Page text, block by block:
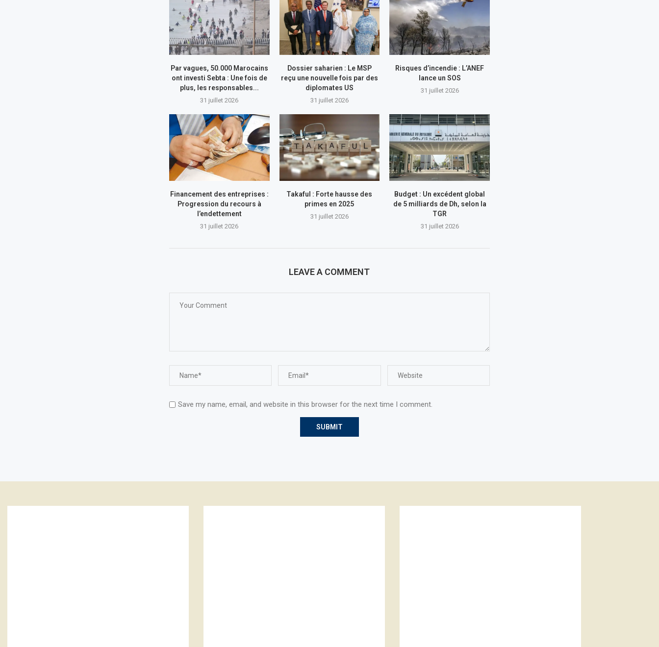
Par vagues, 50.000 Marocains
ont investi Sebta : Une fois de
plus, les responsables...
31 juillet 2026
Dossier saharien : Le MSP
reçu une nouvelle fois par des
diplomates US
31 juillet 2026
Risques d’incendie : L’ANEF
lance un SOS
31 juillet 2026
Financement des entreprises :
Progression du recours à
l’endettement
31 juillet 2026
Takaful : Forte hausse des
primes en 2025
31 juillet 2026
Budget : Un excédent global
de 5 milliards de Dh, selon la
TGR
31 juillet 2026
LEAVE A COMMENT
Save my name, email, and website in this browser for the next time I comment.